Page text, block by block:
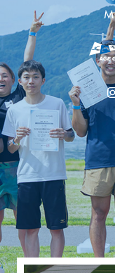
【会議報告】諏訪
【イベント報告】
されました